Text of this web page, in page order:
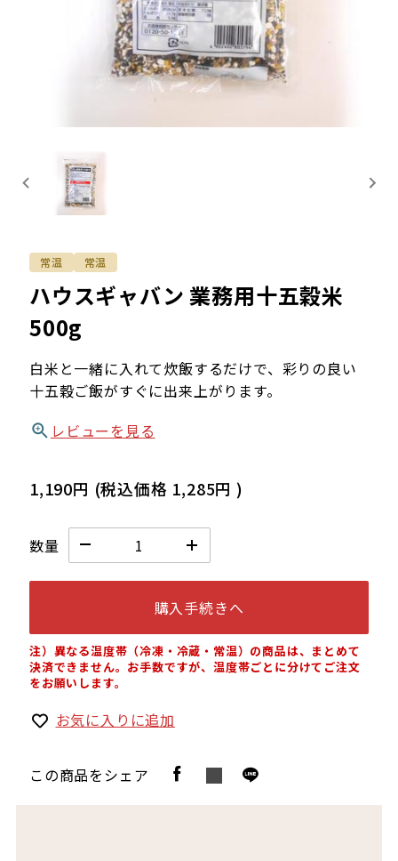
ハウスギャバン 業務用十五穀米
500g
白米と一緒に入れて炊飯するだけで、彩りの良い
十五穀ご飯がすぐに出来上がります。
レビューを見る
1,190円 (税込価格 1,285円 )
数量
購入手続きへ
注）異なる温度帯（冷凍・冷蔵・常温）の商品は、まとめて
決済できません。お手数ですが、温度帯ごとに分けてご注文
をお願いします。
お気に入りに追加
この商品をシェア
常温 常温